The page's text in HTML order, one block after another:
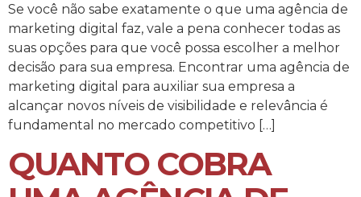
Se você não sabe exatamente o que uma agência de
marketing digital faz, vale a pena conhecer todas as
suas opções para que você possa escolher a melhor
decisão para sua empresa. Encontrar uma agência de
marketing digital para auxiliar sua empresa a
alcançar novos níveis de visibilidade e relevância é
fundamental no mercado competitivo […]
QUANTO COBRA